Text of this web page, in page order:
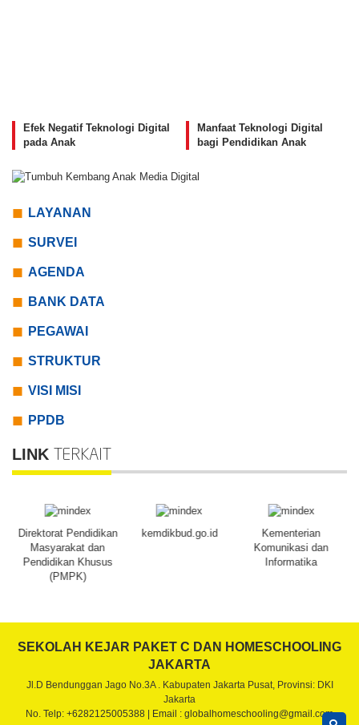
Efek Negatif Teknologi Digital
pada Anak
Manfaat Teknologi Digital
bagi Pendidikan Anak
LAYANAN
SURVEI
AGENDA
BANK DATA
PEGAWAI
STRUKTUR
VISI MISI
PPDB
LINK TERKAIT
Direktorat Pendidikan
Masyarakat dan
Pendidikan Khusus
(PMPK)
kemdikbud.go.id
Kementerian
Komunikasi dan
Informatika
SEKOLAH KEJAR PAKET C DAN HOMESCHOOLING
JAKARTA
Jl.D Bendunggan Jago No.3A . Kabupaten Jakarta Pusat, Provinsi: DKI
Jakarta
No. Telp: +6282125005388 | Email : globalhomeschooling@gmail.com